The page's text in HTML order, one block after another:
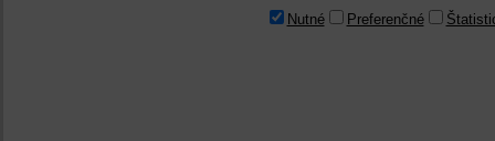
Nutné Preferenčné